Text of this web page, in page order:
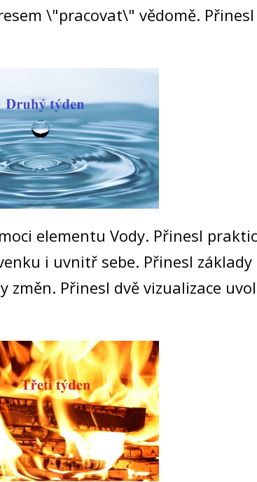
\"pracovat\" vědomě.
elementu Vody. Přinesl
i uvnitř sebe. Přinesl základy
změn. Přinesl dvě vizualizace